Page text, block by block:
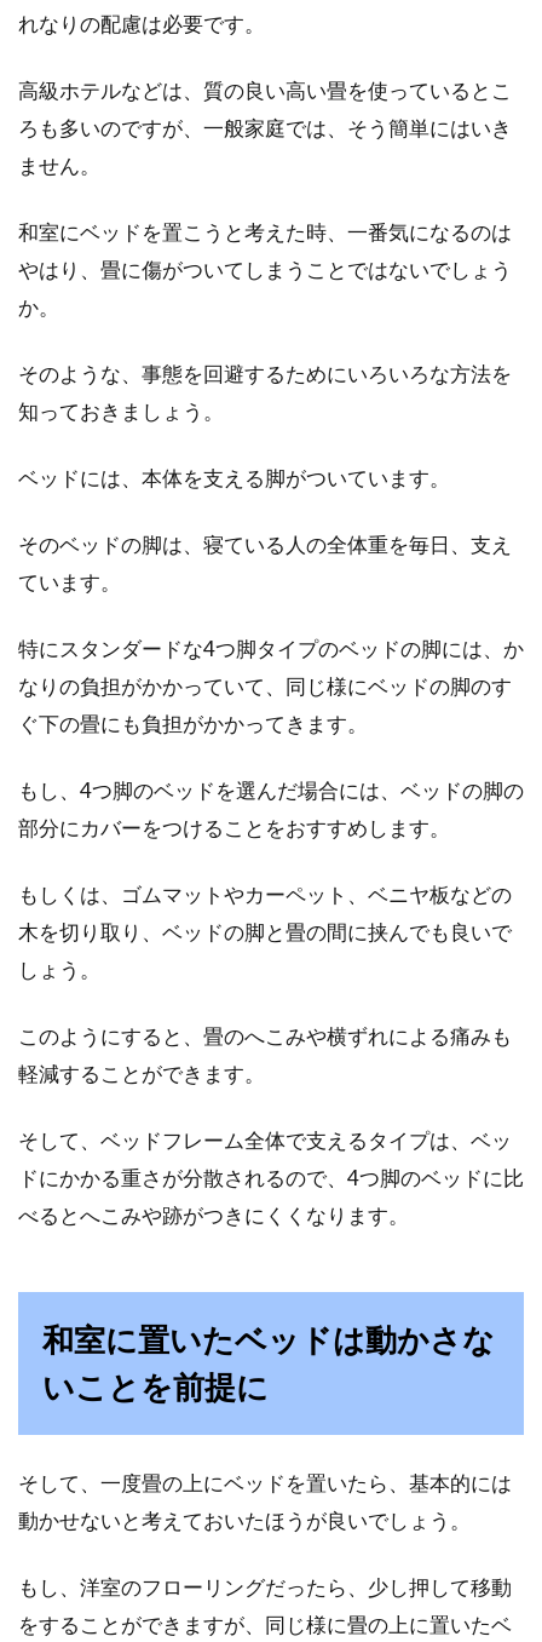
ドを安いコストで作ろう！
っている人も...
賃貸契約書は要チェック！
さんのどちらが負担するのでしょうか！？和室
2つの違いを見ながら検証
よね。日本では昔、敷布団を利用するのが一般
モダン？シンプル？シンプルモダン
インテリアってなに？
し、シンプルモダン...
マットレスは硬い派？柔らかい派？
おすすめの選び方を紹介
賃貸物件に引っ越して住むときに、照明の存在
アパート...
れなりの配慮は必要です。
高級ホテルなどは、質の良い高い畳を使っているとこ
ろも多いのですが、一般家庭では、そう簡単にはいき
ません。
和室にベッドを置こうと考えた時、一番気になるのは
やはり、畳に傷がついてしまうことではないでしょう
か。
そのような、事態を回避するためにいろいろな方法を
知っておきましょう。
ベッドには、本体を支える脚がついています。
そのベッドの脚は、寝ている人の全体重を毎日、支え
ています。
特にスタンダードな4つ脚タイプのベッドの脚には、か
なりの負担がかかっていて、同じ様にベッドの脚のす
ぐ下の畳にも負担がかかってきます。
もし、4つ脚のベッドを選んだ場合には、ベッドの脚の
部分にカバーをつけることをおすすめします。
もしくは、ゴムマットやカーペット、ベニヤ板などの
木を切り取り、ベッドの脚と畳の間に挟んでも良いで
しょう。
このようにすると、畳のへこみや横ずれによる痛みも
軽減することができます。
そして、ベッドフレーム全体で支えるタイプは、ベッ
ドにかかる重さが分散されるので、4つ脚のベッドに比
べるとへこみや跡がつきにくくなります。
和室に置いたベッドは動かさな
いことを前提に
そして、一度畳の上にベッドを置いたら、基本的には
動かせないと考えておいたほうが良いでしょう。
もし、洋室のフローリングだったら、少し押して移動
をすることができますが、同じ様に畳の上に置いたベ